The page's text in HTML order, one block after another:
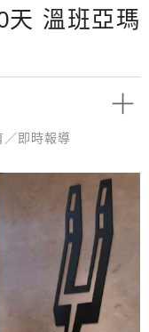
天 溫班亞瑪
即時報導